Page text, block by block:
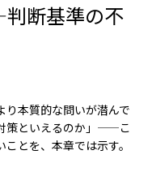
断基準の不
り本質的な問いが潜んで
策といえるのか」——こ
とを、本章では示す。